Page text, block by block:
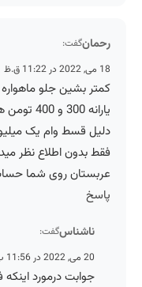
رحمانگفت:
18 می, 2022 در 11:22 ق.ظ
کمتر بشین جلو
یارانه
دلیل قسط وام یک
فقط بدون اطلاع نظر
عربستان روی شما
پاسخ
ناشناسگفت:
20 می, 2022 در 11:56 ب.ظ
جوابت درمورد